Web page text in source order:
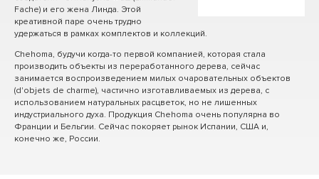
Fache) и его жена Линда. Этой
креативной паре очень трудно
удержаться в рамках комплектов и коллекций.
Chehoma, будучи когда-то первой компанией, которая стала
производить объекты из переработанного дерева, сейчас
занимается воспроизведением милых очаровательных объектов
(d'objets de charme), частично изготавливаемых из дерева, с
использованием натуральных расцветок, но не лишенных
индустриального духа. Продукция Chehoma очень популярна во
Франции и Бельгии. Сейчас покоряет рынок Испании, США и,
конечно же, России.